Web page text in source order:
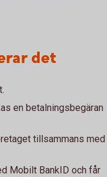
det
en betalningsbegäran
tillsammans med
Mobilt BankID och får